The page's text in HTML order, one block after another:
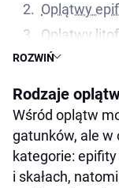
ROZWIŃ
Oplątwy
Oplątwy
Podlewanie
Stosowanie
Galeria
Rodzaje
Wśród oplątw
gatunków, ale w
kategorie:
i skałach,